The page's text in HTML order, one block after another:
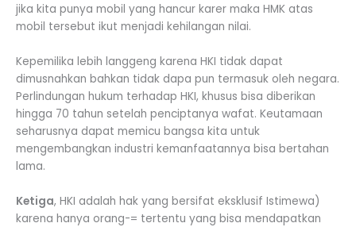
jika kita punya mobil yang hancur karer maka HMK atas
mobil tersebut ikut menjadi kehilangan nilai.
Kepemilika lebih langgeng karena HKI tidak dapat
dimusnahkan bahkan tidak dapa pun termasuk oleh negara.
Perlindungan hukum terhadap HKI, khusus bisa diberikan
hingga 70 tahun setelah penciptanya wafat. Keutamaan
seharusnya dapat memicu bangsa kita untuk
mengembangkan industri kemanfaatannya bisa bertahan
lama.
Ketiga, HKI adalah hak yang bersifat eksklusif Istimewa)
karena hanya orang-= tertentu yang bisa mendapatkan